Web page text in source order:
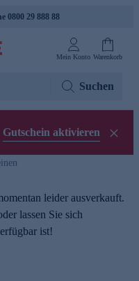
0800 29 888 88
Mein Konto Warenkorb
Suchen
Gutschein aktivieren
leider ausverkauft.
lassen Sie sich
ist!